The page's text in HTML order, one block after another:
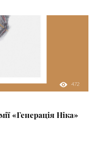
472
«Генерація Ніка»